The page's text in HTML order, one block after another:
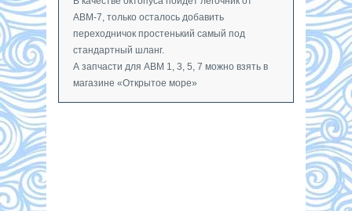
АВМ-7, только осталось добавить
переходничок простенький самый под
стандартный шланг.
А запчасти для АВМ 1, 3, 5, 7 можно взять в
магазине «Открытое море»